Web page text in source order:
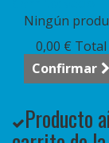
Ningún
0,00 € Total
Confirmar
Producto